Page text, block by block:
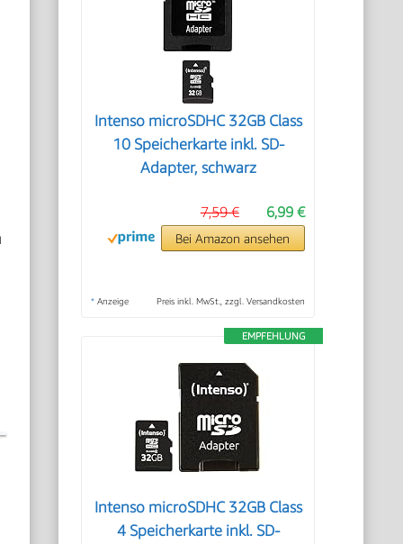
Intenso microSDHC 32GB Class
10 Speicherkarte inkl. SD-
Adapter, schwarz
6,99 €
7,59 €
Bei Amazon ansehen
* Anzeige Preis inkl. MwSt., zzgl. Versandkosten
EMPFEHLUNG
Intenso microSDHC 32GB Class
4 Speicherkarte inkl. SD-